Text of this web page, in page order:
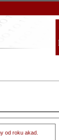
od roku akad.